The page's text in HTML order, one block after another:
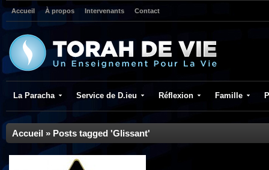
Accueil À propos Intervenants Contact
La Paracha Service de D.ieu Réflexion Famille
Accueil » Posts tagged 'Glissant'